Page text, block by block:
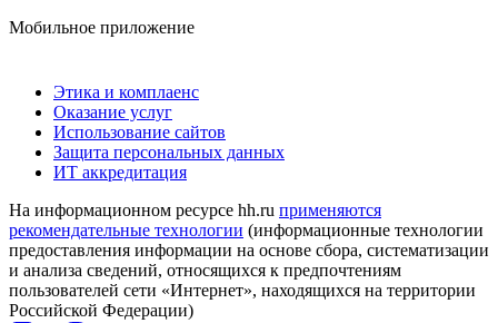
Мобильное приложение
Этика и комплаенс
Оказание услуг
Использование сайтов
Защита персональных данных
ИТ аккредитация
На информационном ресурсе hh.ru применяются
рекомендательные технологии (информационные технологии
предоставления информации на основе сбора, систематизации
и анализа сведений, относящихся к предпочтениям
пользователей сети «Интернет», находящихся на территории
Российской Федерации)